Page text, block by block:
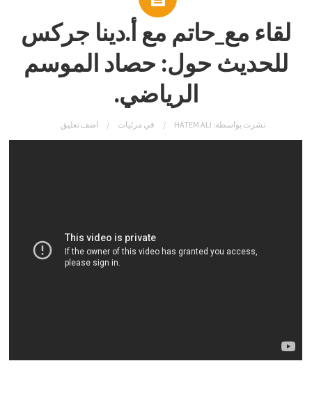
لقاء مع_حاتم مع أ.دينا جركس
للحديث حول: حصاد الموسم
الرياضي.
نشرت بواسطة: HATEM ALI في مرئيات اضف تعليق